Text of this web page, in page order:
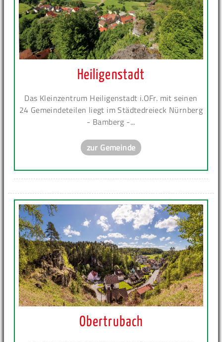
Heiligenstadt
Das Kleinzentrum Heiligenstadt i.OFr. mit seinen
24 Gemeindeteilen liegt im Städtedreieck Nürnberg
- Bamberg -...
zur Gemeinde
Obertrubach